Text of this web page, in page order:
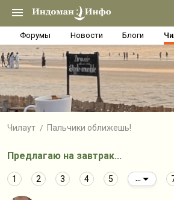
Форумы Новости Блоги
Чилаут Пальчики оближешь!
Предлагаю на завтрак...
1 2 3 4 5